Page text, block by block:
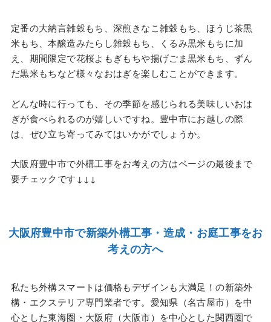
定番の大納言雑穀もち、深煎きなこ雑穀もち、ほうじ茶黒
米もち、本醸造みたらし雑穀もち、くるみ黒米もちに加
え、期間限定で花桜よもぎもちや揚げごま黒米もち、ずん
だ黒米もちなど様々なおはぎを楽しむことができます。
どんな時に行っても、その季節を感じられる美味しいおは
ぎが食べられるのが嬉しいですね。豊中市にお越しの際
は、ぜひ立ち寄ってみてはいかがでしょうか。
大阪府豊中市で外構工事をお考えの方はページの最後まで
要チェックです↓↓↓
大阪府豊中市で新築外構工事・造成・お庭工事をお
考えの方へ
私たち外構スマートは価格もデザインも大満足！の新築外
構・エクステリア専門業者です。愛知県（名古屋市）を中
心とした東海圏・大阪府（大阪市）を中心とした関西圏で